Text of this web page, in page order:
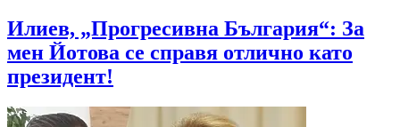
Илиев, „Прогресивна България“: За
мен Йотова се справя отлично като
президент!